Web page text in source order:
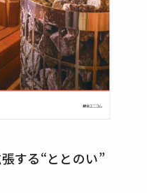
する“ととのい”